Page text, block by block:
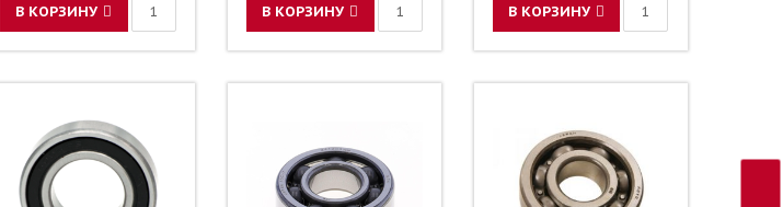
В КОРЗИНУ В КОРЗИНУ В КОРЗИНУ